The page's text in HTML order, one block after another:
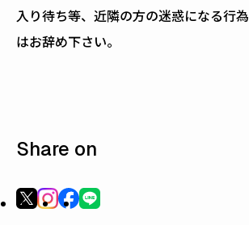
入り待ち等、近隣の方の迷惑になる行為
はお辞め下さい。
Share on